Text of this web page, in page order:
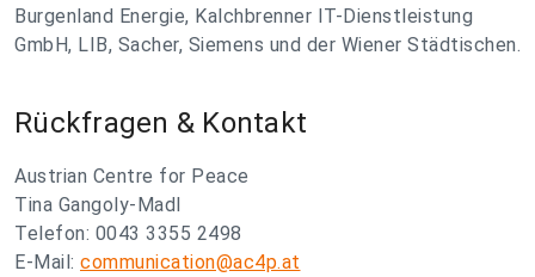
Burgenland Energie, Kalchbrenner IT-Dienstleistung
GmbH, LIB, Sacher, Siemens und der Wiener Städtischen.
Rückfragen & Kontakt
Austrian Centre for Peace
Tina Gangoly-Madl
Telefon: 0043 3355 2498
E-Mail: communication@ac4p.at